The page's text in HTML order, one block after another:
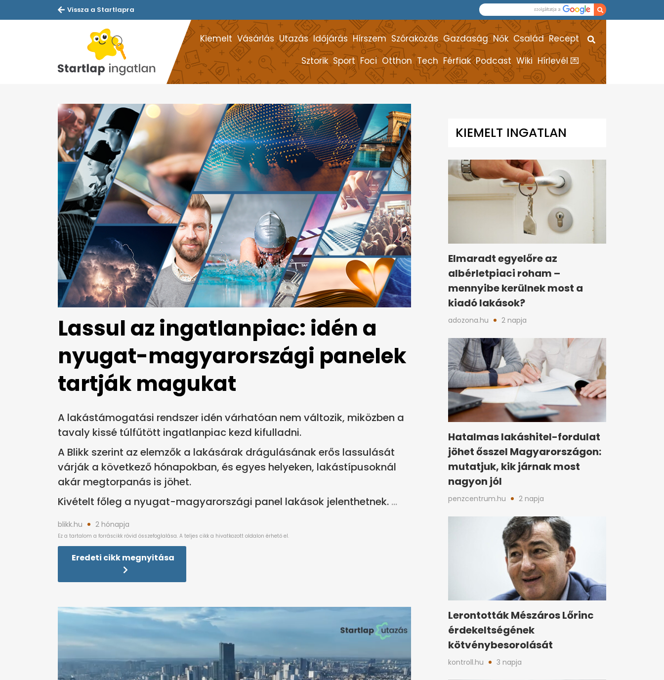
Vissza a Startlapra
Kiemelt Vásárlás Utazás Időjárás Hírszem Szórakozás Gazdaság Nők Család Recept
Sztorik Sport Foci Otthon Tech Férfiak Podcast Wiki Hírlevél 💌
Lassul az ingatlanpiac: idén a
nyugat-magyarországi panelek
tartják magukat
A lakástámogatási rendszer idén várhatóan nem változik, miközben a
tavaly kissé túlfűtött ingatlanpiac kezd kifulladni.
A Blikk szerint az elemzők a lakásárak drágulásának erős lassulását
várják a következő hónapokban, és egyes helyeken, lakástípusoknál
akár megtorpanás is jöhet.
Kivételt főleg a nyugat-magyarországi panel lakások jelenthetnek.
blikk.hu 2 hónapja
Eredeti cikk megnyitása
KIEMELT INGATLAN
HÍREK
Elmaradt egyelőre az
albérletpiaci roham –
mennyibe kerülnek most a
kiadó lakások?
adozona.hu 2 napja
Hatalmas lakáshitel-fordulat
jöhet ősszel Magyarországon:
mutatjuk, kik járnak most
nagyon jól
penzcentrum.hu 2 napja
Lerontották Mészáros Lőrinc
érdekeltségének
kötvénybesorolását
kontroll.hu 3 napja